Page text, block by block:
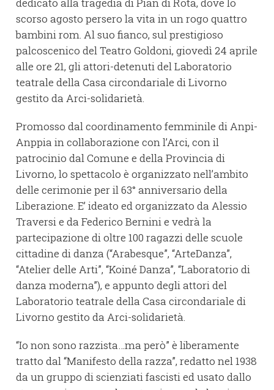
scorso agosto persero la vita in un rogo quattro
bambini rom. Al suo fianco, sul prestigioso
palcoscenico del Teatro Goldoni, giovedì 24 aprile
alle ore 21, gli attori-detenuti del Laboratorio
teatrale della Casa circondariale di Livorno
gestito da Arci-solidarietà.
Promosso dal coordinamento femminile di Anpi-
Anppia in collaborazione con l’Arci, con il
patrocinio dal Comune e della Provincia di
Livorno, lo spettacolo è organizzato nell’ambito
delle cerimonie per il 63° anniversario della
Liberazione. E’ ideato ed organizzato da Alessio
Traversi e da Federico Bernini e vedrà la
partecipazione di oltre 100 ragazzi delle scuole
cittadine di danza (“Arabesque”, “ArteDanza”,
“Atelier delle Arti”, “Koiné Danza”, “Laboratorio di
danza moderna”), e appunto degli attori del
Laboratorio teatrale della Casa circondariale di
Livorno gestito da Arci-solidarietà.
“Io non sono razzista…ma però” è liberamente
tratto dal “Manifesto della razza”, redatto nel 1938
da un gruppo di scienziati fascisti ed usato dallo